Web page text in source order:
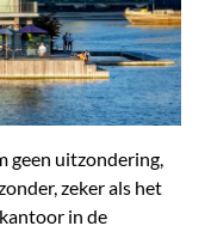
geen uitzondering,
zeker als het
in de